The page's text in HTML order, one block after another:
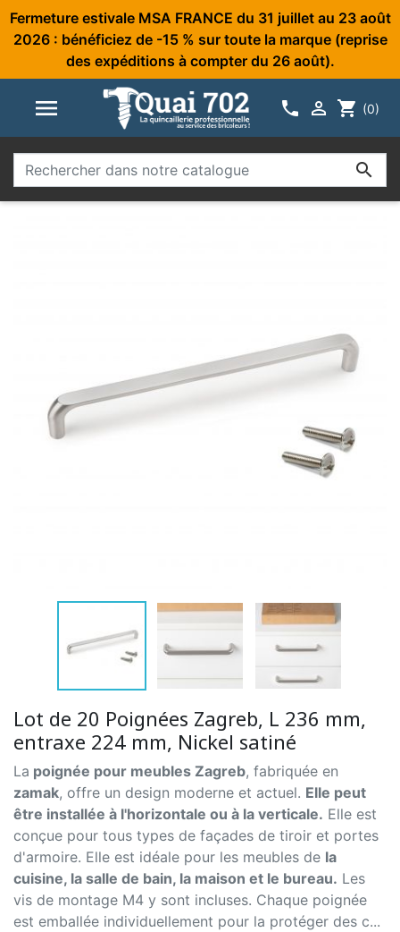
Fermeture estivale MSA FRANCE du 31 juillet au 23 août
2026 : bénéficiez de -15 % sur toute la marque (reprise
des expéditions à compter du 26 août).
   shopping_cart (0)

Lot de 20 Poignées Zagreb, L 236 mm,
entraxe 224 mm, Nickel satiné
La poignée pour meubles Zagreb, fabriquée en
zamak, offre un design moderne et actuel. Elle peut
être installée à l'horizontale ou à la verticale. Elle est
conçue pour tous types de façades de tiroir et portes
d'armoire. Elle est idéale pour les meubles de la
cuisine, la salle de bain, la maison et le bureau. Les
vis de montage M4 y sont incluses. Chaque poignée
est emballée individuellement pour la protéger des c...